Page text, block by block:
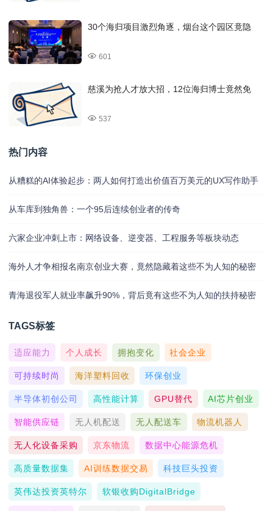
30个海归项目激烈角逐，烟台这个园区竟隐
601
慈溪为抢人才放大招，12位海归博士竟然免
537
热门内容
从糟糕的AI体验起步：两人如何打造出价值百万美元的UX写作助手
从车库到独角兽：一个95后连续创业者的传奇
六家企业冲刺上市：网络设备、逆变器、工程服务等板块动态
海外人才争相报名南京创业大赛，竟然隐藏着这些不为人知的秘密
青海退役军人就业率飙升90%，背后竟有这些不为人知的扶持秘密
TAGS标签
适应能力 个人成长 拥抱变化 社会企业
可持续时尚 海洋塑料回收 环保创业
半导体初创公司 高性能计算 GPU替代 AI芯片创业
智能供应链 无人机配送 无人配送车 物流机器人
无人化设备采购 京东物流 数据中心能源危机
高质量数据集 AI训练数据交易 科技巨头投资
英伟达投资英特尔 软银收购DigitalBridge